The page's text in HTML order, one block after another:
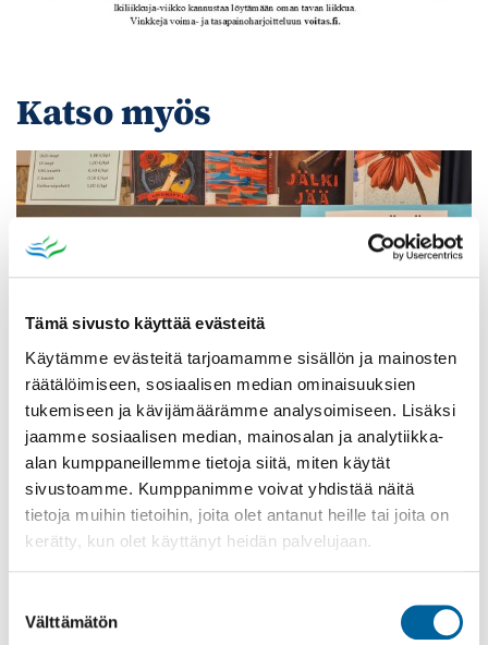
Tämä sivusto käyttää evästeitä
Käytämme evästeitä tarjoamamme sisällön ja mainosten
räätälöimiseen, sosiaalisen median ominaisuuksien
tukemiseen ja kävijämäärämme analysoimiseen. Lisäksi
jaamme sosiaalisen median, mainosalan ja analytiikka-
alan kumppaneillemme tietoja siitä, miten käytät
sivustoamme. Kumppanimme voivat yhdistää näitä
tietoja muihin tietoihin, joita olet antanut heille tai joita on
kerätty, kun olet käyttänyt heidän palvelujaan.
valinta
Välttämätön
Katso myös
Poistomyynti kirjaston aukioloaikana
31.08.2026
Poppelikatu 10
Lue lisää